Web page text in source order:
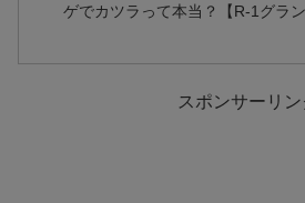
ゲでカツラって本当？【R-1グラ
スポンサーリン